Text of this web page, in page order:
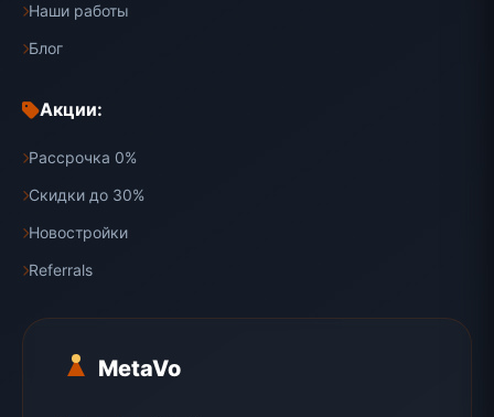
MetaVo
Наши работы
Блог
Акции:
Рассрочка 0%
Скидки до 30%
Новостройки
Referrals